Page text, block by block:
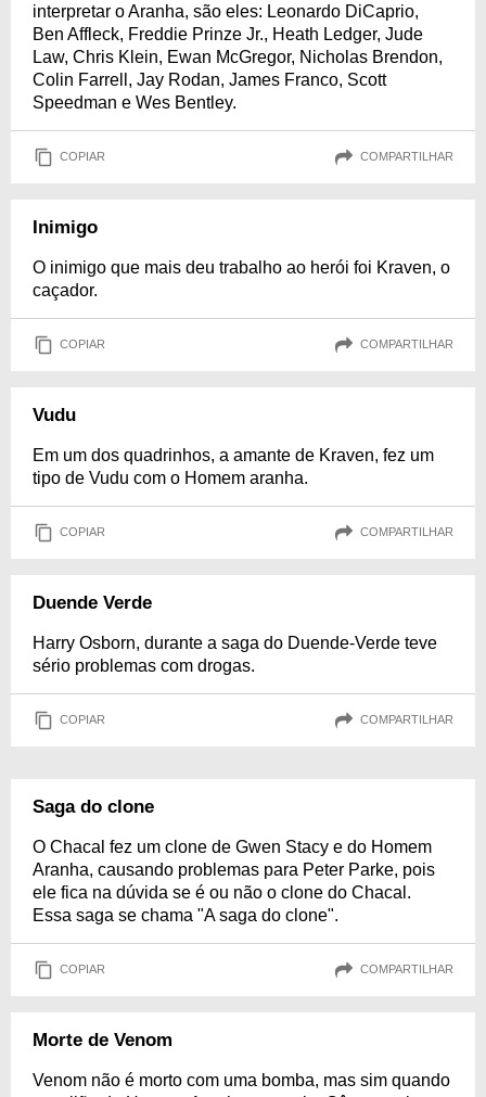
interpretar o Aranha, são eles: Leonardo DiCaprio,
Ben Affleck, Freddie Prinze Jr., Heath Ledger, Jude
Law, Chris Klein, Ewan McGregor, Nicholas Brendon,
Colin Farrell, Jay Rodan, James Franco, Scott
Speedman e Wes Bentley.
COPIAR COMPARTILHAR
Inimigo
O inimigo que mais deu trabalho ao herói foi Kraven, o
caçador.
COPIAR COMPARTILHAR
Vudu
Em um dos quadrinhos, a amante de Kraven, fez um
tipo de Vudu com o Homem aranha.
COPIAR COMPARTILHAR
Duende Verde
Harry Osborn, durante a saga do Duende-Verde teve
sério problemas com drogas.
COPIAR COMPARTILHAR
Saga do clone
O Chacal fez um clone de Gwen Stacy e do Homem
Aranha, causando problemas para Peter Parke, pois
ele fica na dúvida se é ou não o clone do Chacal.
Essa saga se chama "A saga do clone".
COPIAR COMPARTILHAR
Morte de Venom
Venom não é morto com uma bomba, mas sim quando